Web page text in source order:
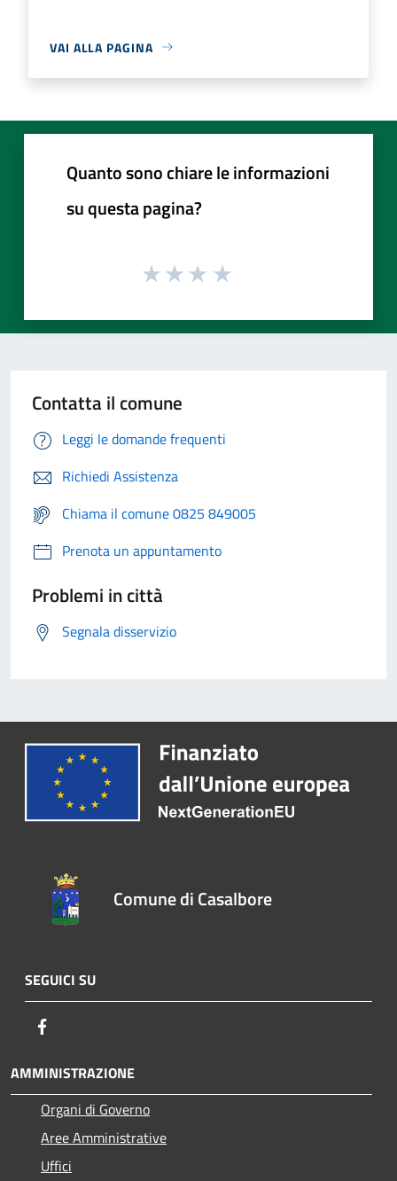
VAI ALLA PAGINA
Quanto sono chiare le informazioni
su questa pagina?
Contatta il comune
Leggi le domande frequenti
Richiedi Assistenza
Chiama il comune 0825 849005
Prenota un appuntamento
Problemi in città
Segnala disservizio
Comune di Casalbore
SEGUICI SU
AMMINISTRAZIONE
Organi di Governo
Aree Amministrative
Uffici